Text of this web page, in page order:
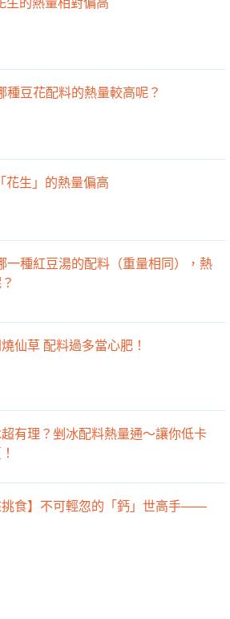
種豆花配料的熱量較高呢？
花生」的熱量偏高
一種紅豆湯的配料（重量相同），熱
仙草 配料過多當心肥！
有理？剉冰配料熱量通～讓你低卡
挑食】不可輕忽的「鈣」世高手——